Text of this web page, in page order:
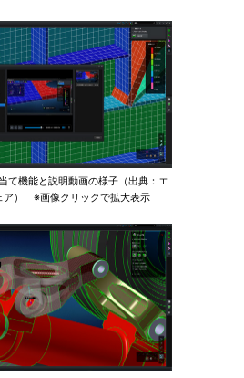
て機能と説明動画の様子（出典：エ
ア） ※画像クリックで拡大表示